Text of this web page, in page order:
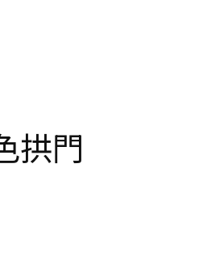
拱門